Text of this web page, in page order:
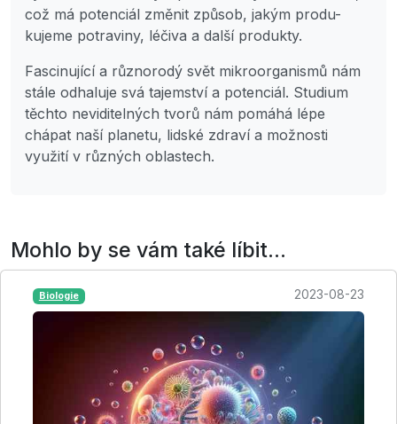
což má potenciál změnit způsob, jakým produ-
kujeme potraviny, léčiva a další produkty.
Fascinující a různorodý svět mikroorganismů nám
stále odhaluje svá tajemství a potenciál. Studium
těchto neviditelných tvorů nám pomáhá lépe
chápat naší planetu, lidské zdraví a možnosti
využití v různých oblastech.
Mohlo by se vám také líbit...
Biologie 2023-08-23